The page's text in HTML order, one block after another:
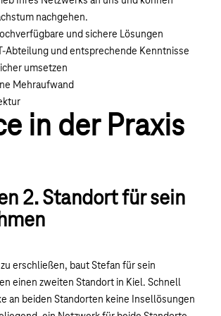
nachgehen.
und sichere Lösungen
Abteilung und entsprechende Kenntnisse
umsetzen
Mehraufwand
in der Praxis
2. Standort für sein
erschließen, baut Stefan für sein
einen zweiten Standort in Kiel. Schnell
an beiden Standorten keine Insellösungen